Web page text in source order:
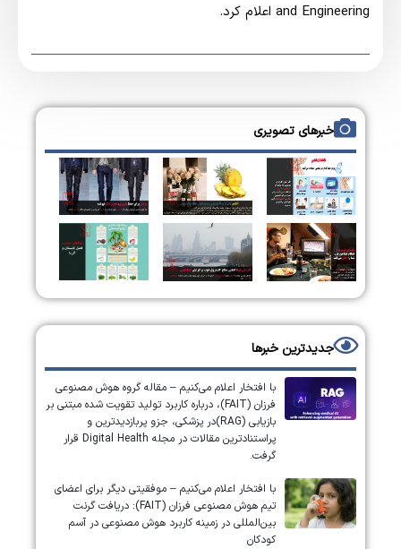
and Engineering اعلام کرد.
خبرهای تصویری
جدیدترین خبرها
با افتخار اعلام می‌کنیم – مقاله گروه هوش مصنوعی
فرزان (FAIT)، درباره کاربرد تولید تقویت شده مبتنی بر
بازیابی (RAG)در پزشکی، جزو پربازدیدترین و
پراستنادترین مقالات در مجله Digital Health قرار
گرفت.
با افتخار اعلام می‌کنیم – موفقیتی دیگر برای اعضای
تیم هوش مصنوعی فرزان (FAIT): دریافت گرنت
بین‌المللی در زمینه کاربرد هوش مصنوعی در آسم
کودکان